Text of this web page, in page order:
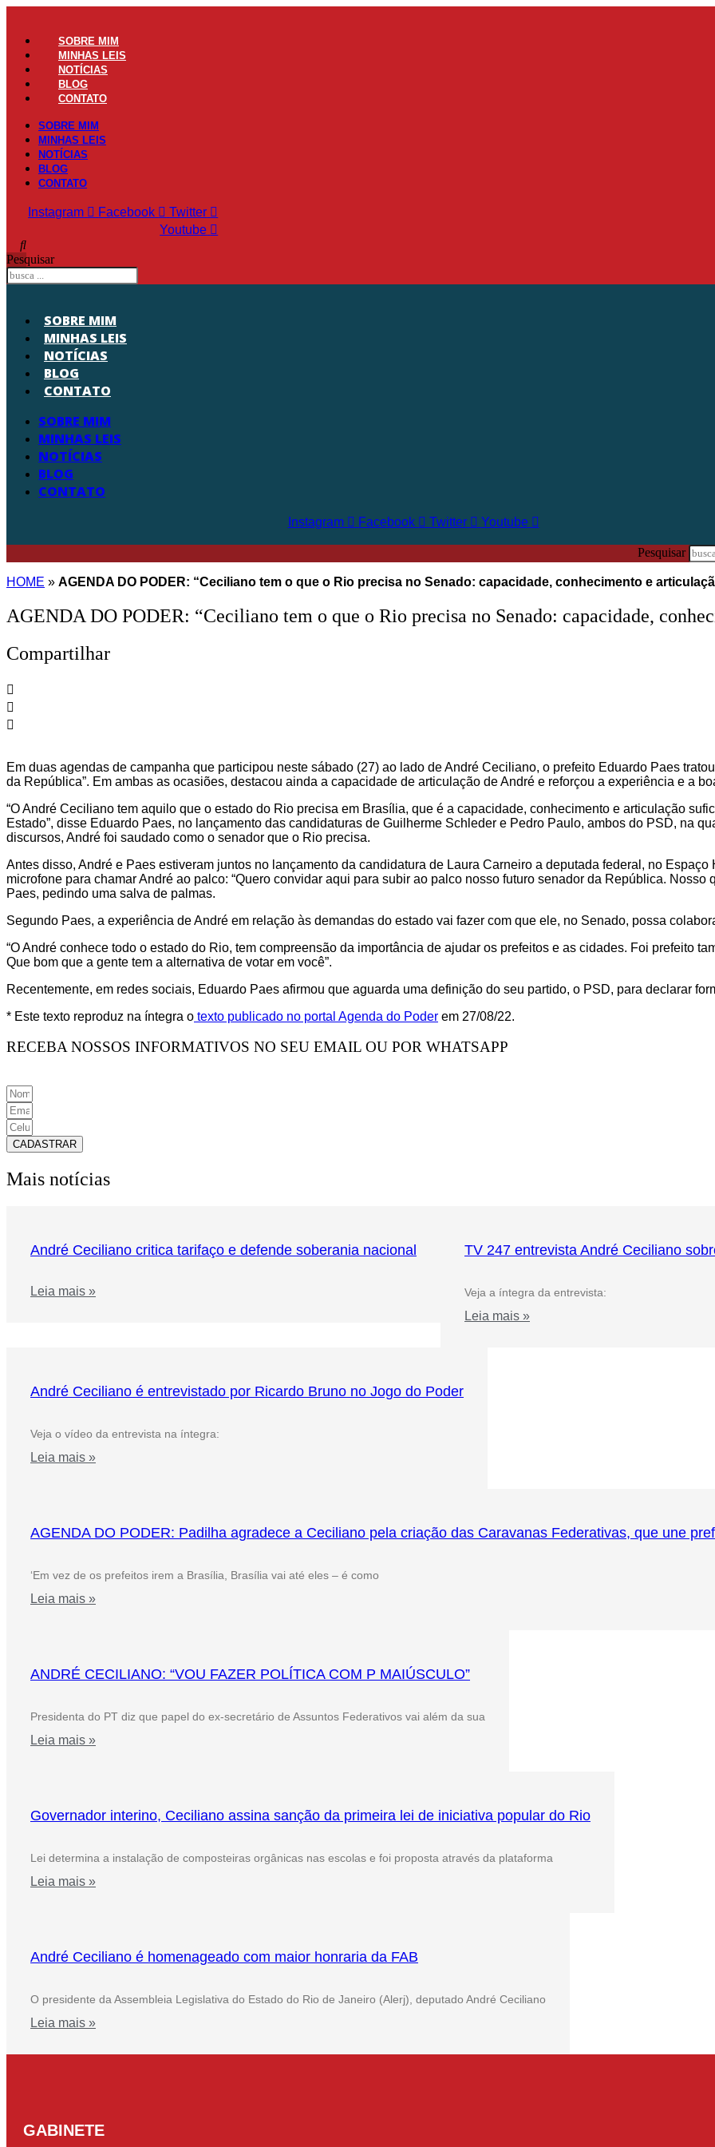
conteúdo
SOBRE MIM
MINHAS LEIS
NOTÍCIAS
BLOG
CONTATO
SOBRE MIM
MINHAS LEIS
NOTÍCIAS
BLOG
CONTATO
Instagram Facebook
Twitter
Youtube
Pesquisar
SOBRE MIM
MINHAS LEIS
NOTÍCIAS
BLOG
CONTATO
SOBRE MIM
MINHAS LEIS
NOTÍCIAS
BLOG
CONTATO
Instagram Facebook Twitter Youtube
Pesquisar
HOME » AGENDA DO PODER: “Ceciliano tem o que o Rio precisa no Senado: capacidade, conhecimento e
AGENDA DO PODER: “Ceciliano tem o que o Rio precisa no Senado: capacidade,
Compartilhar
Em duas agendas de campanha que participou neste sábado (27) ao lado de André Ceciliano, o prefeito Eduardo Paes
da República”. Em ambas as ocasiões, destacou ainda a capacidade de articulação de André e reforçou a experiência e a
“O André Ceciliano tem aquilo que o estado do Rio precisa em Brasília, que é a capacidade, conhecimento e articulação
Estado”, disse Eduardo Paes, no lançamento das candidaturas de Guilherme Schleder e Pedro Paulo, ambos do PSD, na
discursos, André foi saudado como o senador que o Rio precisa.
Antes disso, André e Paes estiveram juntos no lançamento da candidatura de Laura Carneiro a deputada federal, no
microfone para chamar André ao palco: “Quero convidar aqui para subir ao palco nosso futuro senador da República.
Paes, pedindo uma salva de palmas.
Segundo Paes, a experiência de André em relação às demandas do estado vai fazer com que ele, no Senado, possa
“O André conhece todo o estado do Rio, tem compreensão da importância de ajudar os prefeitos e as cidades. Foi prefeito
Que bom que a gente tem a alternativa de votar em você”.
Recentemente, em redes sociais, Eduardo Paes afirmou que aguarda uma definição do seu partido, o PSD, para declarar
* Este texto reproduz na íntegra o texto publicado no portal Agenda do Poder em 27/08/22.
RECEBA NOSSOS INFORMATIVOS NO SEU EMAIL OU POR WHATSAPP
CADASTRAR
Mais notícias
André Ceciliano critica tarifaço e defende soberania nacional
Leia mais »
TV 247 entrevista André Ceciliano
Veja a íntegra da entrevista:
Leia mais »
André Ceciliano é entrevistado por Ricardo Bruno no Jogo do Poder
Veja o vídeo da entrevista na íntegra:
Leia mais »
AGENDA DO PODER: Padilha agradece a Ceciliano pela criação das Caravanas Federativas, que une
‘Em vez de os prefeitos irem a Brasília, Brasília vai até eles – é como
Leia mais »
ANDRÉ CECILIANO: “VOU FAZER POLÍTICA COM P MAIÚSCULO”
Presidenta do PT diz que papel do ex-secretário de Assuntos Federativos vai além da sua
Leia mais »
Governador interino, Ceciliano assina sanção da primeira lei de iniciativa popular do Rio
Lei determina a instalação de composteiras orgânicas nas escolas e foi proposta através da plataforma
Leia mais »
André Ceciliano é homenageado com maior honraria da FAB
O presidente da Assembleia Legislativa do Estado do Rio de Janeiro (Alerj), deputado André Ceciliano
Leia mais »
GABINETE